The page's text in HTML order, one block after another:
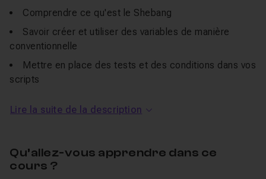
Comprendre ce qu'est le Shebang
Savoir créer et utiliser des variables de manière
conventionnelle
Mettre en place des tests et des conditions dans vos
scripts
Comprendre comment se servir des paramètres de
Savoir passer des arguments à son script
Permettre à l'utilisateur de saisir des données qui
Lire la suite de la description
Qu’allez-vous apprendre dans ce
cours ?